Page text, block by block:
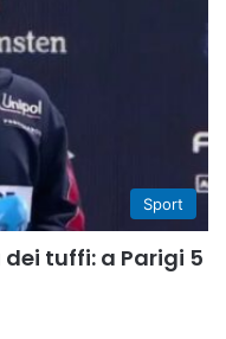
Sport
dei tuffi: a Parigi 5